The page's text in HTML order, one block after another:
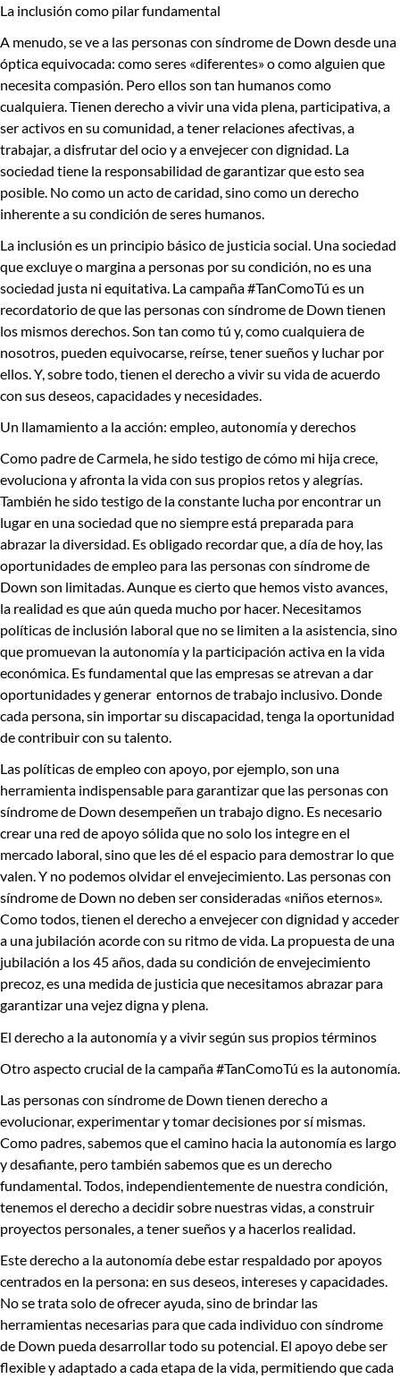
La inclusión como pilar fundamental
A menudo, se ve a las personas con síndrome de Down desde una
óptica equivocada: como seres «diferentes» o como alguien que
necesita compasión. Pero ellos son tan humanos como
cualquiera. Tienen derecho a vivir una vida plena, participativa, a
ser activos en su comunidad, a tener relaciones afectivas, a
trabajar, a disfrutar del ocio y a envejecer con dignidad. La
sociedad tiene la responsabilidad de garantizar que esto sea
posible. No como un acto de caridad, sino como un derecho
inherente a su condición de seres humanos.
La inclusión es un principio básico de justicia social. Una sociedad
que excluye o margina a personas por su condición, no es una
sociedad justa ni equitativa. La campaña#TanComoTú es un
recordatorio de que las personas con síndrome de Down tienen
los mismos derechos. Son tan como tú y, como cualquiera de
nosotros, pueden equivocarse, reírse, tener sueños y luchar por
ellos. Y, sobre todo, tienen el derecho a vivir su vida de acuerdo
con sus deseos, capacidades y necesidades.
Un llamamiento a la acción: empleo, autonomía y derechos
Como padre de Carmela, he sido testigo de cómo mi hija crece,
evoluciona y afronta la vida con sus propios retos y alegrías.
También he sido testigo de la constante lucha por encontrar un
lugar en una sociedad que no siempre está preparada para
abrazar la diversidad. Es obligado recordar que, a día de hoy, las
oportunidades de empleo para las personas con síndrome de
Down son limitadas. Aunque es cierto que hemos visto avances,
la realidad es que aún queda mucho por hacer. Necesitamos
políticas de inclusión laboral que no se limiten a la asistencia, sino
que promuevan la autonomía y la participación activa en la vida
económica. Es fundamental que las empresas se atrevan a dar
oportunidades y generar entornos de trabajo inclusivo. Donde
cada persona, sin importar su discapacidad, tenga la oportunidad
de contribuir con su talento.
Las políticas de empleo con apoyo, por ejemplo, son una
herramienta indispensable para garantizar que las personas con
síndrome de Down desempeñen un trabajo digno. Es necesario
crear una red de apoyo sólida que no solo los integre en el
mercado laboral, sino que les dé el espacio para demostrar lo que
valen. Y no podemos olvidar el envejecimiento. Las personas con
síndrome de Down no deben ser consideradas «niños eternos».
Como todos, tienen el derecho a envejecer con dignidad y acceder
a una jubilación acorde con su ritmo de vida. La propuesta de una
jubilación a los 45 años, dada su condición de envejecimiento
precoz, es una medida de justicia que necesitamos abrazar para
garantizar una vejez digna y plena.
El derecho a la autonomía y a vivir según sus propios términos
Otro aspecto crucial de la campaña#TanComoTú es la autonomía.
Las personas con síndrome de Down tienen derecho a
evolucionar, experimentar y tomar decisiones por sí mismas.
Como padres, sabemos que el camino hacia la autonomía es largo
y desafiante, pero también sabemos que es un derecho
fundamental. Todos, independientemente de nuestra condición,
tenemos el derecho a decidir sobre nuestras vidas, a construir
proyectos personales, a tener sueños y a hacerlos realidad.
Este derecho a la autonomía debe estar respaldado por apoyos
centrados en la persona: en sus deseos, intereses y capacidades.
No se trata solo de ofrecer ayuda, sino de brindar las
herramientas necesarias para que cada individuo con síndrome
de Down pueda desarrollar todo su potencial. El apoyo debe ser
flexible y adaptado a cada etapa de la vida, permitiendo que cada